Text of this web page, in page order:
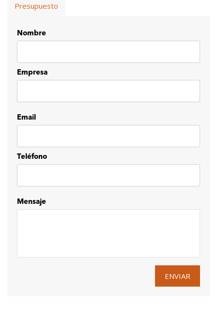
Presupuesto
Nombre
Empresa
Email
Teléfono
Mensaje